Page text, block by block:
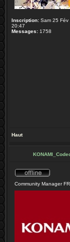
Inscription: Sam 25 Fév
20:47
Messages: 1758
Haut
Community Manager